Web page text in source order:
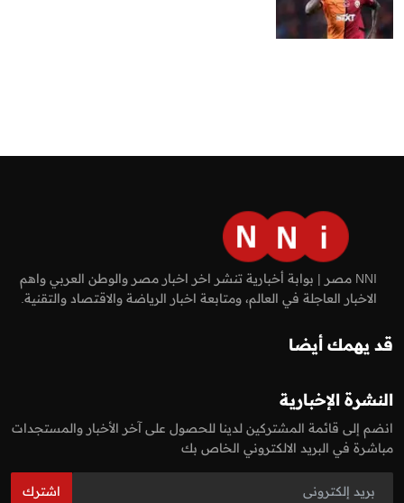
NNI مصر | بوابة أخبارية تنشر اخر اخبار مصر والوطن العربي واهم
الاخبار العاجلة في العالم، ومتابعة اخبار الرياضة والاقتصاد والتقنية.
قد يهمك أيضا
النشرة الإخبارية
انضم إلى قائمة المشتركين لدينا للحصول على آخر الأخبار والمستجدات
مباشرة في البريد الالكتروني الخاص بك
اشترك